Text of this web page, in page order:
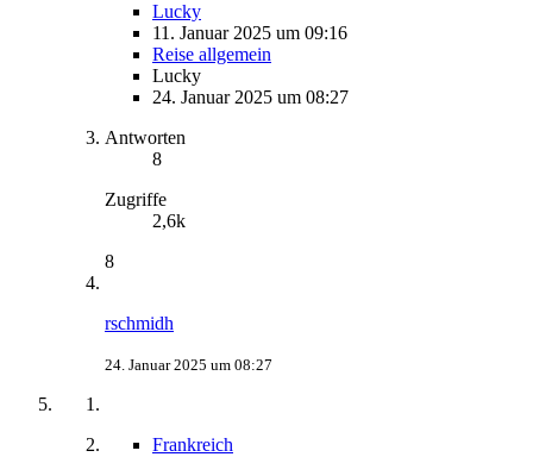
Lucky
11. Januar 2025 um 09:16
Reise allgemein
Lucky
24. Januar 2025 um 08:27
Antworten
8
Zugriffe
2,6k
8
rschmidh
24. Januar 2025 um 08:27
Frankreich